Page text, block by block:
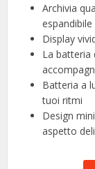
Archivia
Display
La batteria
Batteria a
tuoi ritmi
Design
aspetto